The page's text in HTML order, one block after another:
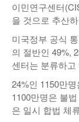
이민연구센터
을 것으로 추산
미국정부 공식
의 절반인 49%,
센터는 분류하고
24%인 1150만
1100만명은 불
은 일시 합법 체